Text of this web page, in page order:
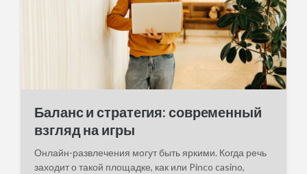
Баланс и стратегия: современный
взгляд на игры
Онлайн-развлечения могут быть яркими. Когда речь
заходит о такой площадке, как или Pinco casino,